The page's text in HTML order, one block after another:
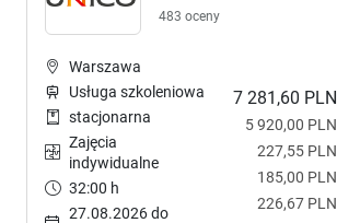
483 oceny
7 281,60 PLN
5 920,00 PLN
227,55 PLN
185,00 PLN
226,67 PLN
Warszawa
Usługa szkoleniowa
stacjonarna
Zajęcia
indywidualne
32:00 h
27.08.2026 do